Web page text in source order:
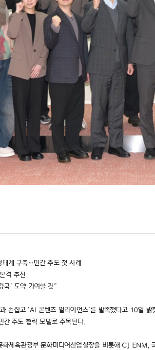
계 구축…민간 주도 첫 사례
격 추진
’ 도약 기여할 것”
손잡고 ‘AI 콘텐츠 얼라이언스’를 발족했다고 10일
주도 협력 모델로 주목된다.
체육관광부 문화미디어산업실장을 비롯해 CJ